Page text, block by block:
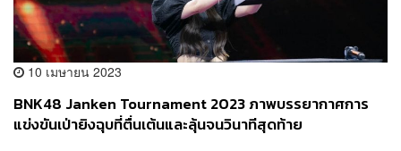
10 เมษายน 2023
BNK48 Janken Tournament 2023 ภาพบรรยากาศการ
แข่งขันเป่ายิงฉุบที่ตื่นเต้นและลุ้นจนวินาทีสุดท้าย